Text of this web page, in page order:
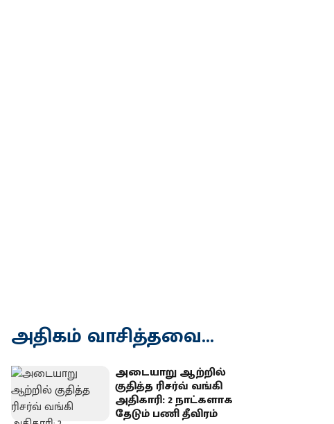
அதிகம் வாசித்தவை...
அடையாறு ஆற்றில்
குதித்த ரிசர்வ் வங்கி
அதிகாரி: 2 நாட்களாக
தேடும் பணி தீவிரம்